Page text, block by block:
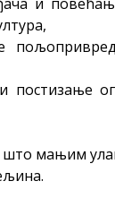
што мањим